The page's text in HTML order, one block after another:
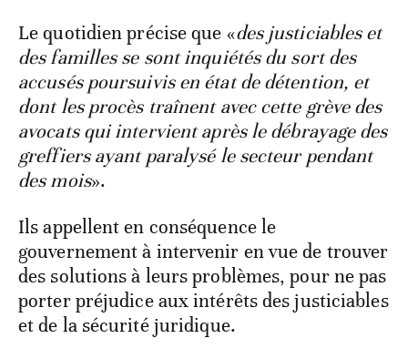
Le quotidien précise que «des justiciables et
des familles se sont inquiétés du sort des
accusés poursuivis en état de détention, et
dont les procès traînent avec cette grève des
avocats qui intervient après le débrayage des
greffiers ayant paralysé le secteur pendant
des mois».
Ils appellent en conséquence le
gouvernement à intervenir en vue de trouver
des solutions à leurs problèmes, pour ne pas
porter préjudice aux intérêts des justiciables
et de la sécurité juridique.